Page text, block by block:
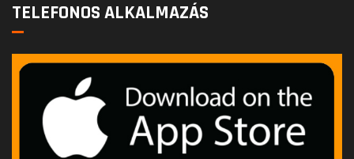
TELEFONOS ALKALMAZÁS